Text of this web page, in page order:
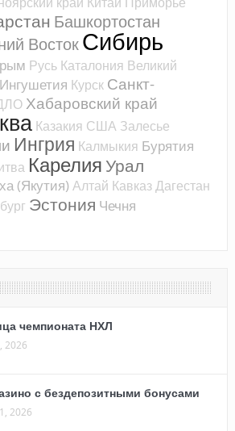
Башкортостан
ВостокСибирь
Русь Каталония Великий
Ингушетия Курск Санкт-
Хабаровский край
Казакия США Залесье
Ингрия Калмыкия Бурятия
Карелия Урал
(Якутия) Алтай КавказДагестан
Эстония Чечня
чемпионата НХЛ
2026
с бездепозитными бонусами
2026